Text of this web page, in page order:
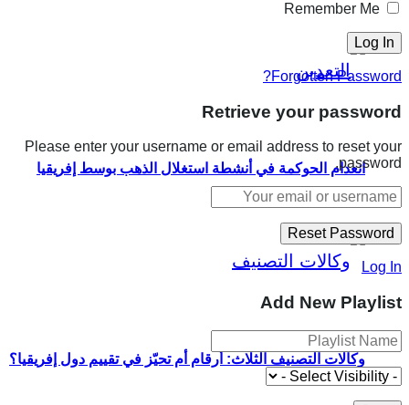
انعدام الحوكمة في أنشطة استغلال الذهب بوسط إفريقيا
وكالات التصنيف الثلاث: أرقام أم تحيّز في تقييم دول إفريقيا؟
Remember Me
Forgotten Password?
Retrieve your password
Please enter your username or email address to reset your
password.
Log In
Add New Playlist